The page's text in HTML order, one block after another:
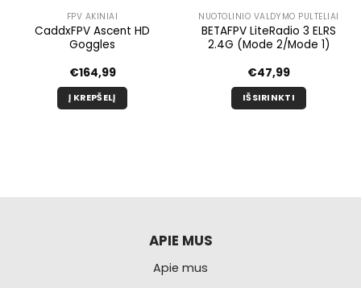
FPV AKINIAI
CaddxFPV Ascent HD
Goggles
€164,99
Į KREPŠELĮ
NUOTOLINIO VALDYMO PULTELIAI
BETAFPV LiteRadio 3 ELRS
2.4G (Mode 2/Mode 1)
€47,99
IŠSIRINKTI
APIE MUS
Apie mus